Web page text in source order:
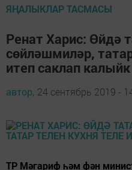
ЯҢАЛЫКЛАР ТАСМАСЫ
Ренат Харис: Өйдә
сөйләшмиләр,
итеп саклап калыйк
автор, 24 сентябрь 2019 -
ТР Мәгариф һәм фән